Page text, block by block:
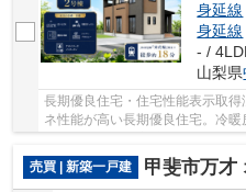
身延線
身延線
- /
山梨県
長期優良住宅・住宅性能表示取
ネ性能が高い長期優良住宅。冷
売買 | 新築一戸建
甲斐市万才 オール電